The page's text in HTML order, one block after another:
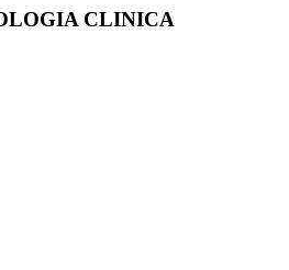
CLINICA